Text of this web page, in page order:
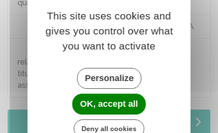
quater
Code général des impôts : articles 82 à 84 A
Bofip-Impôts n°BOI-RSA-CHAMP-10-20
relatif à l'imposition des rémunérations des
titulaires d'un statut particulier (apprentis,
assistants maternels, etc.)
Services en ligne et formulaires
This site uses cookies and
gives you control over what
you want to activate
Personalize
OK, accept all
Deny all cookies